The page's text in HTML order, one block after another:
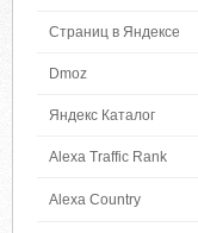
Страниц в Яндексе
Dmoz
Яндекс Каталог
Alexa Traffic Rank
Alexa Country